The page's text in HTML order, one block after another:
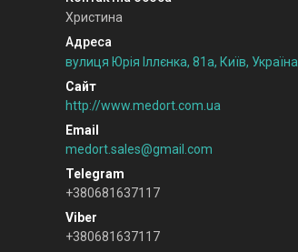
Христина
вулиця Юрія Іллєнка, 81а, Київ, Україна
http://www.medort.com.ua
medort.sales@gmail.com
+380681637117
+380681637117